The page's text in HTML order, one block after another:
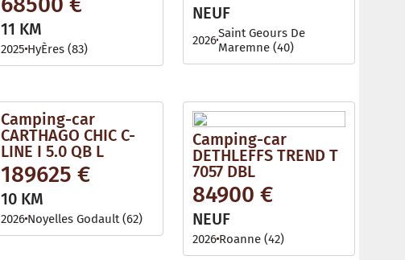
11 KM
2025 HyÈres (83)
NEUF
2026Saint Geours De
Maremne (40)
Camping-car
CARTHAGO CHIC C-
LINE I 5.0 QB L
189625 €
10 KM
2026 Noyelles Godault (62)
Camping-car
DETHLEFFS TREND T
7057 DBL
84900 €
NEUF
2026 Roanne (42)